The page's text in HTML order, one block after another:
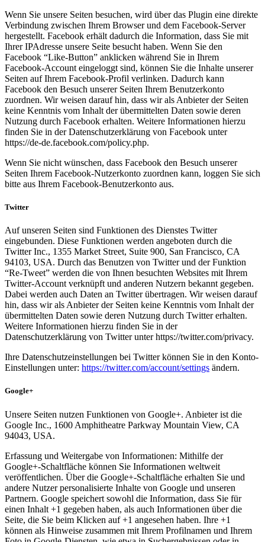
Wenn Sie unsere Seiten besuchen, wird über das Plugin eine direkte
Verbindung zwischen Ihrem Browser und dem Facebook-Server
hergestellt. Facebook erhält dadurch die Information, dass Sie mit
Ihrer IPAdresse unsere Seite besucht haben. Wenn Sie den
Facebook “Like-Button” anklicken während Sie in Ihrem
Facebook-Account eingeloggt sind, können Sie die Inhalte unserer
Seiten auf Ihrem Facebook-Profil verlinken. Dadurch kann
Facebook den Besuch unserer Seiten Ihrem Benutzerkonto
zuordnen. Wir weisen darauf hin, dass wir als Anbieter der Seiten
keine Kenntnis vom Inhalt der übermittelten Daten sowie deren
Nutzung durch Facebook erhalten. Weitere Informationen hierzu
finden Sie in der Datenschutzerklärung von Facebook unter
https://de-de.facebook.com/policy.php.
Wenn Sie nicht wünschen, dass Facebook den Besuch unserer
Seiten Ihrem Facebook-Nutzerkonto zuordnen kann, loggen Sie sich
bitte aus Ihrem Facebook-Benutzerkonto aus.
Twitter
Auf unseren Seiten sind Funktionen des Dienstes Twitter
eingebunden. Diese Funktionen werden angeboten durch die
Twitter Inc., 1355 Market Street, Suite 900, San Francisco, CA
94103, USA. Durch das Benutzen von Twitter und der Funktion
“Re-Tweet” werden die von Ihnen besuchten Websites mit Ihrem
Twitter-Account verknüpft und anderen Nutzern bekannt gegeben.
Dabei werden auch Daten an Twitter übertragen. Wir weisen darauf
hin, dass wir als Anbieter der Seiten keine Kenntnis vom Inhalt der
übermittelten Daten sowie deren Nutzung durch Twitter erhalten.
Weitere Informationen hierzu finden Sie in der
Datenschutzerklärung von Twitter unter https://twitter.com/privacy.
Ihre Datenschutzeinstellungen bei Twitter können Sie in den Konto-
Einstellungen unter: https://twitter.com/account/settings ändern.
Google+
Unsere Seiten nutzen Funktionen von Google+. Anbieter ist die
Google Inc., 1600 Amphitheatre Parkway Mountain View, CA
94043, USA.
Erfassung und Weitergabe von Informationen: Mithilfe der
Google+-Schaltfläche können Sie Informationen weltweit
veröffentlichen. Über die Google+-Schaltfläche erhalten Sie und
andere Nutzer personalisierte Inhalte von Google und unseren
Partnern. Google speichert sowohl die Information, dass Sie für
einen Inhalt +1 gegeben haben, als auch Informationen über die
Seite, die Sie beim Klicken auf +1 angesehen haben. Ihre +1
können als Hinweise zusammen mit Ihrem Profilnamen und Ihrem